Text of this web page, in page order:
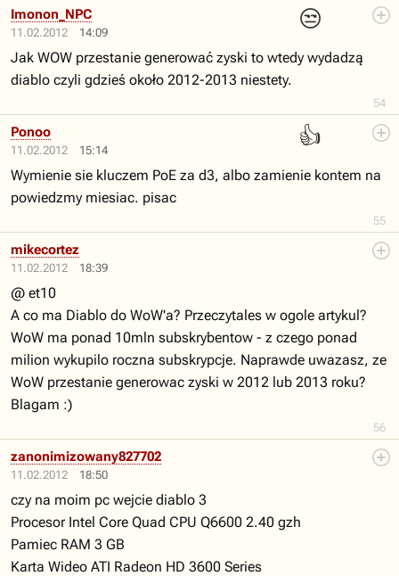
11.02.2012 14:09
😒
54
Imonon_NPC
Jak WOW przestanie generować zyski to wtedy wydadzą
diablo czyli gdzieś około 2012-2013 niestety.
11.02.2012 15:14
👍
55
Ponoo
Wymienie sie kluczem PoE za d3, albo zamienie kontem na
powiedzmy miesiac. pisac
11.02.2012 18:39
56
mikecortez
@ et10
A co ma Diablo do WoW'a? Przeczytales w ogole artykul?
WoW ma ponad 10mln subskrybentow - z czego ponad
milion wykupilo roczna subskrypcje. Naprawde uwazasz, ze
WoW przestanie generowac zyski w 2012 lub 2013 roku?
Blagam :)
11.02.2012 18:50
zanonimizowany827702
czy na moim pc wejcie diablo 3
Procesor Intel Core Quad CPU Q6600 2.40 gzh
Pamiec RAM 3 GB
Karta Wideo ATI Radeon HD 3600 Series